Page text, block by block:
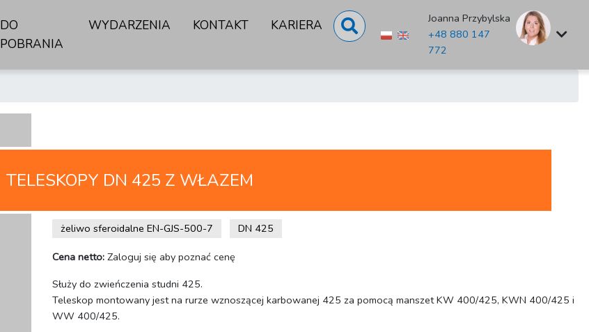
DO
POBRANIA
WYDARZENIA KONTAKT KARIERA
Joanna Przybylska
+48 880 147
772
TELESKOPY DN 425 Z WŁAZEM
żeliwo sferoidalne EN-GJS-500-7 DN 425
Cena netto:Zaloguj się aby poznać cenę
Służy do zwieńczenia studni 425.
Teleskop montowany jest na rurze wznoszącej karbowanej 425 za pomocą manszet KW 400/425, KWN 400/425 i
WW 400/425.